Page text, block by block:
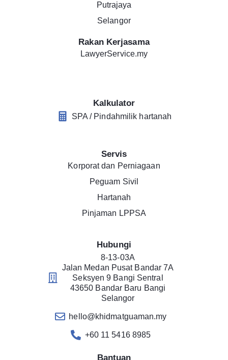
Putrajaya
Selangor
Rakan Kerjasama
LawyerService.my
Kalkulator
SPA / Pindahmilik hartanah
Servis
Korporat dan Perniagaan
Peguam Sivil
Hartanah
Pinjaman LPPSA
Hubungi
8-13-03A
Jalan Medan Pusat Bandar 7A
Seksyen 9 Bangi Sentral
43650 Bandar Baru Bangi
Selangor
hello@khidmatguaman.my
+60 11 5416 8985
Bantuan